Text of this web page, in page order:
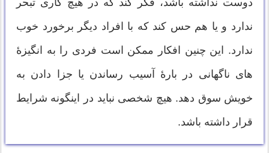
ندارد و یا هم حس کند که با افراد دیگر برخورد خوب
ندارد. این چنین افکار ممکن است فردی را به انگیزهٔ
های ناگهانی در بارهٔ آسیب رساندن یا جزا دادن به
خویش سوق دهد. هیچ شخصی نباید در اینگونه شرایط
قرار داشته باشد.